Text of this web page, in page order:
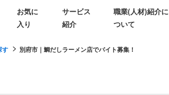
お気に
入り
サービス
紹介
職業(人材)紹介に
ついて
す 別府市｜鯛だしラーメン店でバイト募集！